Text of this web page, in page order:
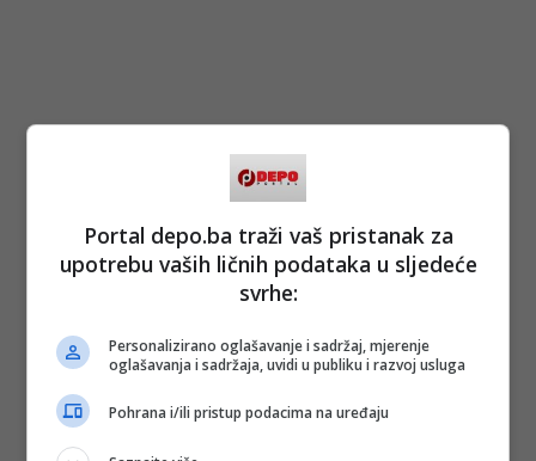
Portal depo.ba traži vaš pristanak za
upotrebu vaših ličnih podataka u sljedeće
svrhe:
Personalizirano oglašavanje i sadržaj, mjerenje
oglašavanja i sadržaja, uvidi u publiku i razvoj usluga
Pohrana i/ili pristup podacima na uređaju